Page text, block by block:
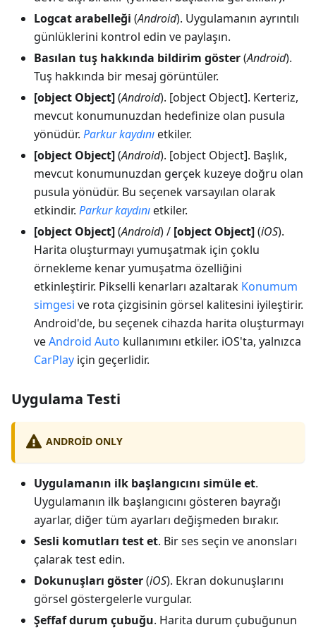
Logcat arabelleği (Android). Uygulamanın ayrıntılı
günlüklerini kontrol edin ve paylaşın.
Basılan tuş hakkında bildirim göster(Android).
Tuş hakkında bir mesaj görüntüler.
[object Object](Android). [object Object]. Kerteriz,
mevcut konumunuzdan hedefinize olan pusula
yönüdür. Parkur kaydınıetkiler.
[object Object](Android). [object Object]. Başlık,
mevcut konumunuzdan gerçek kuzeye doğru olan
pusula yönüdür. Bu seçenek varsayılan olarak
etkindir. Parkur kaydınıetkiler.
[object Object](Android) / [object Object](iOS).
Harita oluşturmayı yumuşatmak için çoklu
örnekleme kenar yumuşatma özelliğini
etkinleştirir. Pikselli kenarları azaltarak Konumum
simgesi ve rota çizgisinin görsel kalitesini iyileştirir.
Android'de, bu seçenek cihazda harita oluşturmayı
veAndroid Auto kullanımını etkiler. iOS'ta, yalnızca
CarPlay için geçerlidir.
Uygulama Testi
ANDROID ONLY
Uygulamanın ilk başlangıcını simüle et.
Uygulamanın ilk başlangıcını gösteren bayrağı
ayarlar, diğer tüm ayarları değişmeden bırakır.
Sesli komutları test et. Bir ses seçin ve anonsları
çalarak test edin.
Dokunuşları göster(iOS). Ekran dokunuşlarını
görsel göstergelerle vurgular.
Şeffaf durum çubuğu. Harita durum çubuğunun